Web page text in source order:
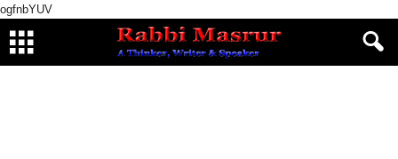
ogfnbYUV